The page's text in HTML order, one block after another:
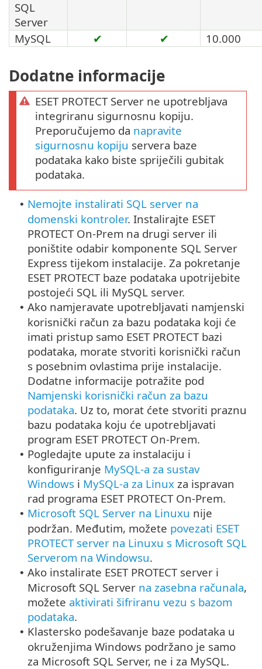
SQL
Server
MySQL ✔ ✔ 10.000
Dodatne informacije
ESET PROTECT Server ne upotrebljava
integriranu sigurnosnu kopiju.
Preporučujemo da napravite
sigurnosnu kopiju servera baze
podataka kako biste spriječili gubitak
podataka.
• Nemojte instalirati SQL server na
domenski kontroler. Instalirajte ESET
PROTECT On-Prem na drugi server ili
poništite odabir komponente SQL Server
Express tijekom instalacije. Za pokretanje
ESET PROTECT baze podataka upotrijebite
postojeći SQL ili MySQL server.
• Ako namjeravate upotrebljavati namjenski
korisnički račun za bazu podataka koji će
imati pristup samo ESET PROTECT bazi
podataka, morate stvoriti korisnički račun
s posebnim ovlastima prije instalacije.
Dodatne informacije potražite pod
Namjenski korisnički račun za bazu
podataka. Uz to, morat ćete stvoriti praznu
bazu podataka koju će upotrebljavati
program ESET PROTECT On-Prem.
• Pogledajte upute za instalaciju i
konfiguriranje MySQL-a za sustav
Windows i MySQL-a za Linux za ispravan
rad programa ESET PROTECT On-Prem.
• Microsoft SQL Server na Linuxu nije
podržan. Međutim, možete povezati ESET
PROTECT server na Linuxu s Microsoft SQL
Serverom na Windowsu.
• Ako instalirate ESET PROTECT server i
Microsoft SQL Server na zasebna računala,
možete aktivirati šifriranu vezu s bazom
podataka.
• Klastersko podešavanje baze podataka u
okruženjima Windows podržano je samo
za Microsoft SQL Server, ne i za MySQL.